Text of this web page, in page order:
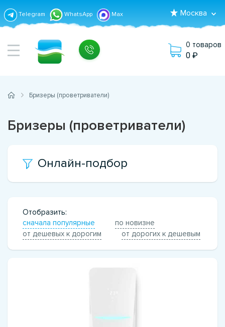
Telegram WhatsApp Max Москва
0 товаров
0
Бризеры (проветриватели)
Бризеры (проветриватели)
Онлайн-подбор
Отобразить:
сначала популярные
по новизне
от дешевых к дорогим
от дорогих к дешевым